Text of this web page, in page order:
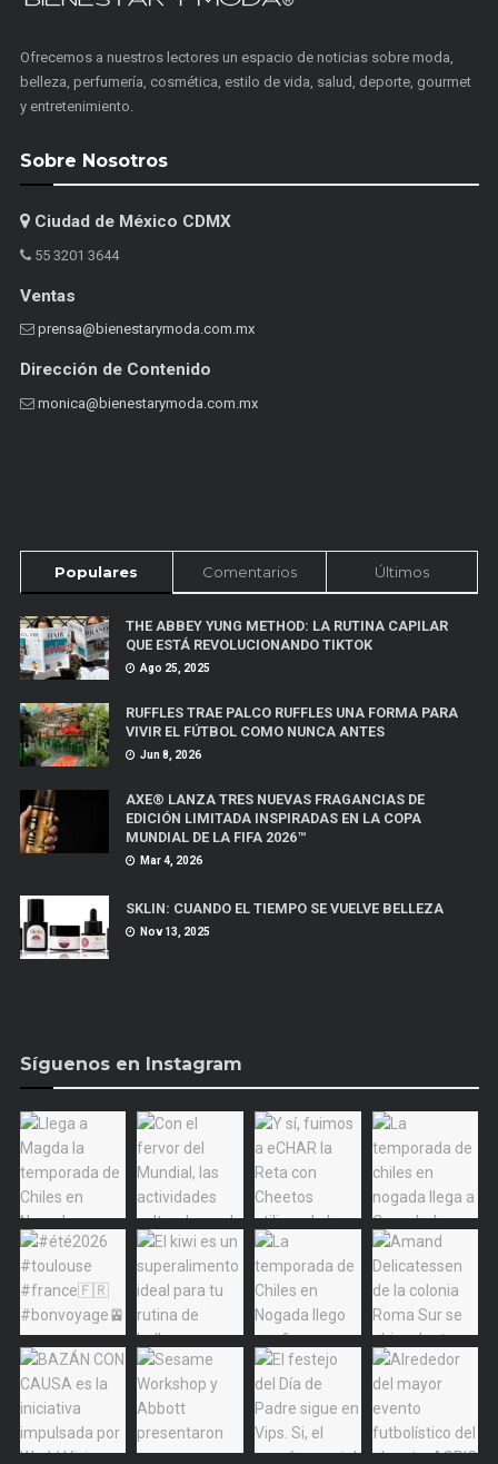
Ofrecemos a nuestros lectores un espacio de noticias sobre moda,
belleza, perfumería, cosmética, estilo de vida, salud, deporte, gourmet
y entretenimiento.
Sobre Nosotros
Ciudad de México CDMX
55 3201 3644
Ventas
prensa@bienestarymoda.com.mx
Dirección de Contenido
monica@bienestarymoda.com.mx
Populares Comentarios Últimos
THE ABBEY YUNG METHOD: LA RUTINA CAPILAR
QUE ESTÁ REVOLUCIONANDO TIKTOK
Ago 25, 2025
RUFFLES TRAE PALCO RUFFLES UNA FORMA PARA
VIVIR EL FÚTBOL COMO NUNCA ANTES
Jun 8, 2026
AXE® LANZA TRES NUEVAS FRAGANCIAS DE
EDICIÓN LIMITADA INSPIRADAS EN LA COPA
MUNDIAL DE LA FIFA 2026™
Mar 4, 2026
SKLIN: CUANDO EL TIEMPO SE VUELVE BELLEZA
Nov 13, 2025
Síguenos en Instagram